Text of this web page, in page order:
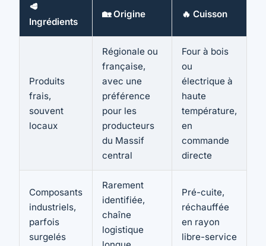
🥩
Ingrédients
🏡 Origine 🔥 Cuisson
Produits
frais,
souvent
locaux
Régionale ou
française,
avec une
préférence
pour les
producteurs
du Massif
central
Four à bois
ou
électrique à
haute
température,
en
commande
directe
Composants
industriels,
parfois
surgelés
Rarement
identifiée,
chaîne
logistique
Pré-cuite,
réchauffée
en rayon
libre-service